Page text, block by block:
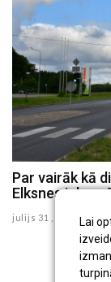
Lai
Par vairāk kā
Elksnes ielas
julijs 31 , 2026